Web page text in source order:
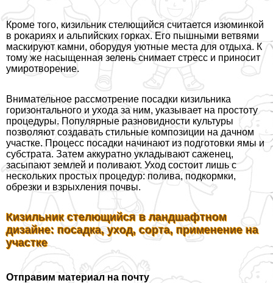
Кроме того, кизильник стелющийся считается изюминкой
в рокариях и альпийских горках. Его пышными ветвями
маскируют камни, оборудуя уютные места для отдыха. К
тому же насыщенная зелень снимает стресс и приносит
умиротворение.
Внимательное рассмотрение посадки кизильника
горизонтального и ухода за ним, указывает на простоту
процедуры. Популярные разновидности культуры
позволяют создавать стильные композиции на дачном
участке. Процесс посадки начинают из подготовки ямы и
субстрата. Затем аккуратно укладывают саженец,
засыпают землей и поливают. Уход состоит лишь с
нескольких простых процедур: полива, подкормки,
обрезки и взрыхления почвы.
Кизильник стелющийся в ландшафтном
дизайне: посадка, уход, сорта, применение на
участке
Отправим материал на почту